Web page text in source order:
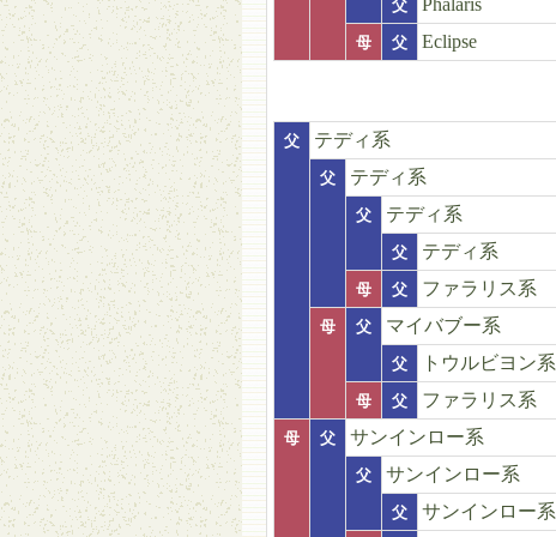
父
母 父 Eclipse
父 テディ系
父 テディ系
父 テディ系
父 テディ系
母 父 ファラリス系
母 父 マイバブー系
父 トウルビヨン系
母 父 ファラリス系
母 父 サンインロー系
父 サンインロー系
父 サンインロー系